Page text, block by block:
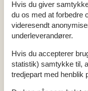
Vaskemaskine 1
Køkken
Antal
Køleskab 1
Mikrobølgeovn
Opvaskemaskine 1
Varmluftovn 1
Multimedier
Hvis du giver
du os med at forbedre
videresendt
underleverandører.
Hvis du accepterer
statistik) samtykke til,
tredjepart med henblik